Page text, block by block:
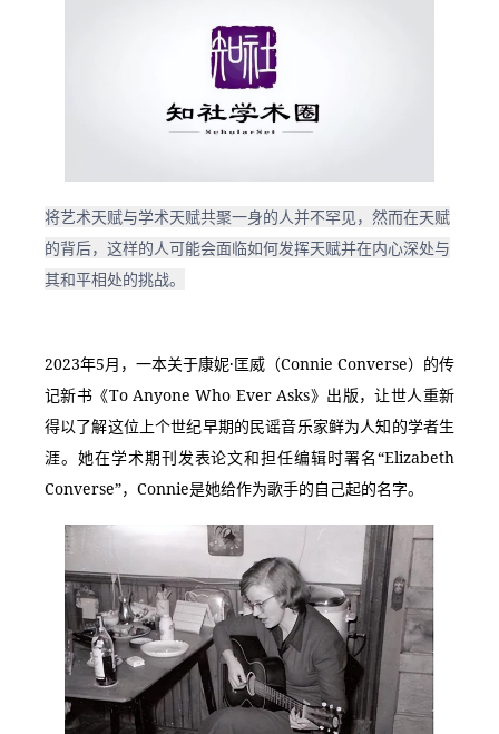
将艺术天赋与学术天赋共聚一身的人并不罕见，然而在天赋
的背后，这样的人可能会面临如何发挥天赋并在内心深处与
其和平相处的挑战。
2023年5月，一本关于康妮·匡威（Connie Converse）的传
记新书《To Anyone Who Ever Asks》出版，让世人重新
得以了解这位上个世纪早期的民谣音乐家鲜为人知的学者生
涯。她在学术期刊发表论文和担任编辑时署名“Elizabeth
Converse”，Connie是她给作为歌手的自己起的名字。